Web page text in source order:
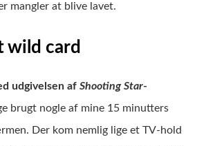
mangler at blive lavet.
wild card
udgivelsen af Shooting Star-
brugt nogle af mine 15 minutters
Der kom nemlig lige et TV-hold